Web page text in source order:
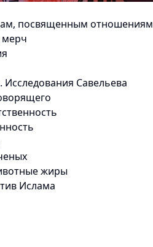
посвященным отношениям
мерч
Савельева
жиры
Ислама